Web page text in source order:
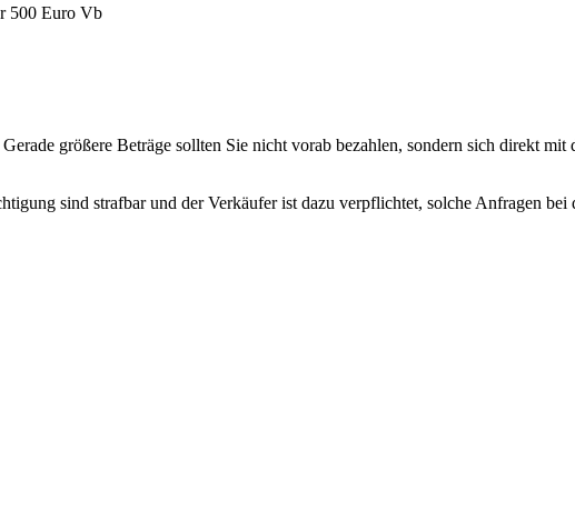
500 Euro Vb
größere Beträge sollten Sie nicht vorab bezahlen, sondern sich direkt
sind strafbar und der Verkäufer ist dazu verpflichtet, solche Anfragen bei